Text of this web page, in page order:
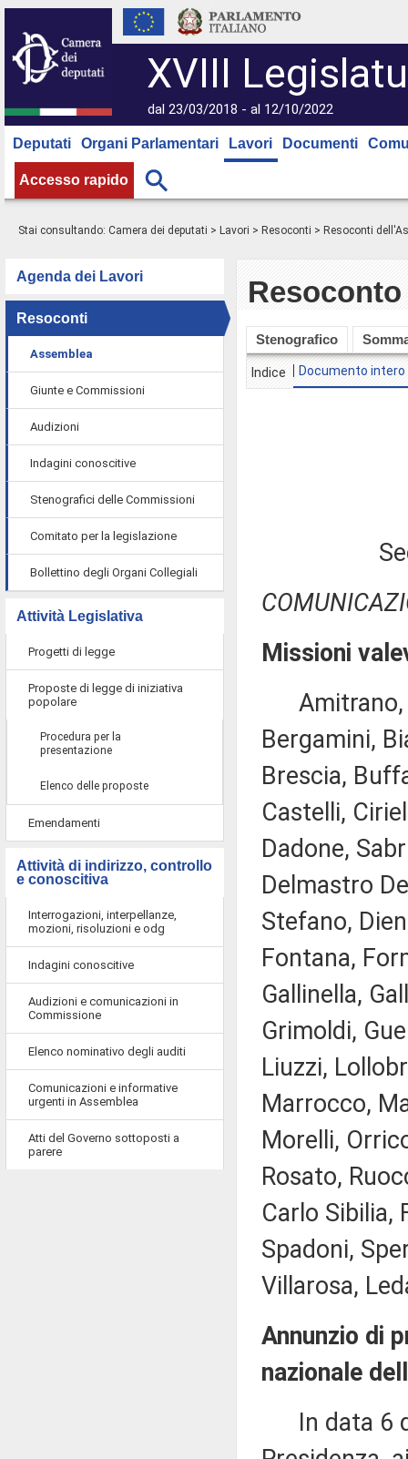
XVIII
dal 23/03/2018 - al 12/10/2022
Deputati Organi Parlamentari Lavori Documenti
Accesso rapido
Stai consultando: Camera dei deputati > Lavori > Resoconti > Resoconti
Agenda dei Lavori
Resoconti
Assemblea
Giunte e Commissioni
Audizioni
Indagini conoscitive
Stenografici delle Commissioni
Comitato per la legislazione
Bollettino degli Organi Collegiali
Attività Legislativa
Progetti di legge
Proposte di legge di iniziativa
popolare
Procedura per la
presentazione
Elenco delle proposte
Emendamenti
Attività di indirizzo, controllo
e conoscitiva
Interrogazioni, interpellanze,
mozioni, risoluzioni e odg
Indagini conoscitive
Audizioni e comunicazioni in
Commissione
Elenco nominativo degli auditi
Comunicazioni e informative
urgenti in Assemblea
Atti del Governo sottoposti a
parere
Stenografico
Indice Documento intero
Missioni
Amitrano,
Bergamini,
Brescia,
Castelli,
Dadone,
Delmastro
Stefano,
Fontana,
Gallinella,
Grimoldi,
Liuzzi,
Marrocco,
Morelli,
Rosato,
Carlo Sibilia,
Spadoni,
Villarosa,
Annunzio di
nazionale
In data 6